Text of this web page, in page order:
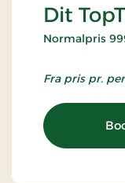
Dit
Normalpris
Fra pris pr.